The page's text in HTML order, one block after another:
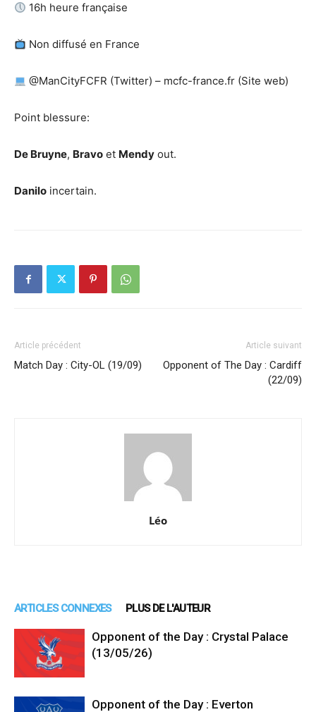
16h heure française
Non diffusé en France
@ManCityFCFR (Twitter) – mcfc-france.fr (Site web)
Point blessure:
De Bruyne, Bravo et Mendy out.
Danilo incertain.
Article précédent
Match Day : City-OL (19/09)
Article suivant
Opponent of The Day : Cardiff
(22/09)
Léo
ARTICLES CONNEXES PLUS DE L'AUTEUR
Opponent of the Day : Crystal Palace
(13/05/26)
Opponent of the Day : Everton